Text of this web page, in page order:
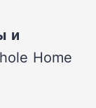
и
Home